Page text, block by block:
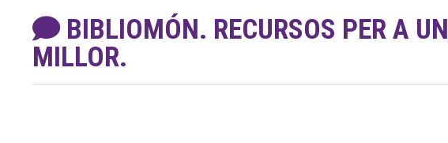
BIBLIOMÓN. RECURSOS PER A
MILLOR.